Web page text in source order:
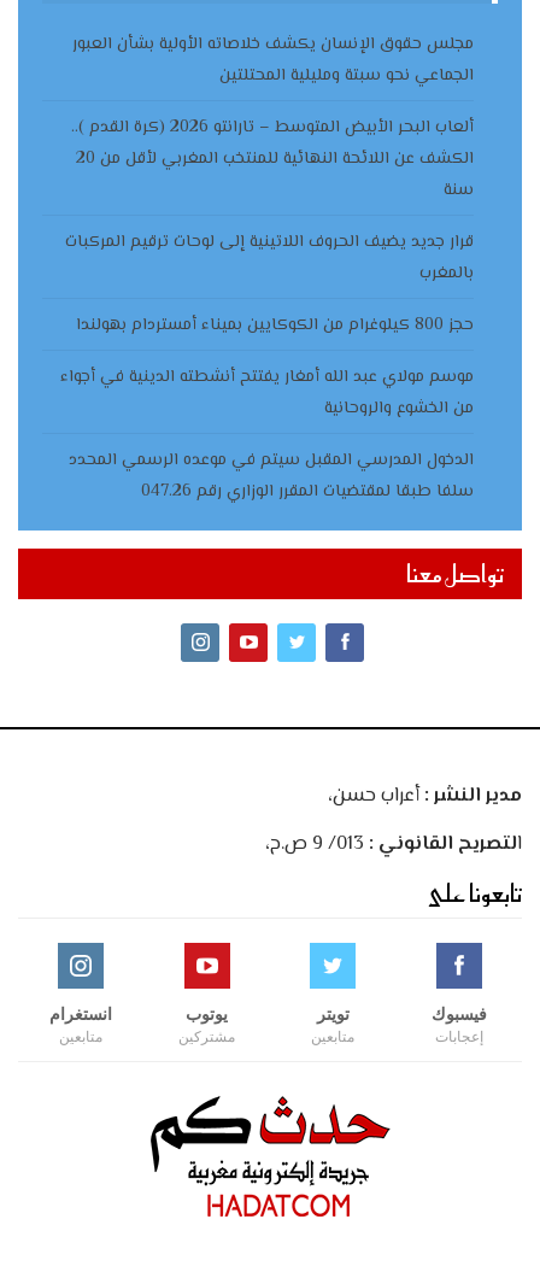
مجلس حقوق الإنسان يكشف خلاصاته الأولية بشأن العبور
الجماعي نحو سبتة ومليلية المحتلتين
ألعاب البحر الأبيض المتوسط – تارانتو 2026 (كرة القدم )..
الكشف عن اللائحة النهائية للمنتخب المغربي لأقل من 20
سنة
قرار جديد يضيف الحروف اللاتينية إلى لوحات ترقيم المركبات
بالمغرب
حجز 800 كيلوغرام من الكوكايين بميناء أمستردام بهولندا
موسم مولاي عبد الله أمغار يفتتح أنشطته الدينية في أجواء
من الخشوع والروحانية
الدخول المدرسي المقبل سیتم في موعده الرسمي المحدد
سلفا طبقا لمقتضیات المقرر الوزاري رقم 047.26
تواصل معنا
مدير النشر :أعراب حسن،
التصريح القانوني :
تابعونا على
فيسبوك
إعجابات
تويتر
متابعين
يوتوب
مشتركين
انستغرام
متابعين